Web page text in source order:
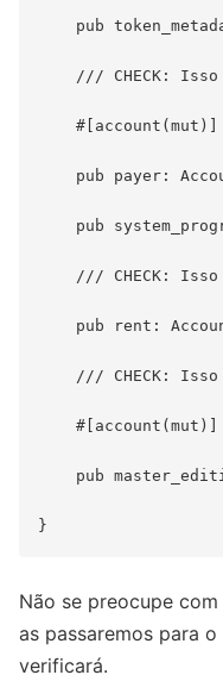
pub
/// CHECK: Isso
#[account(mut)]
pub payer:
pub
/// CHECK: Isso
pub rent:
/// CHECK: Isso
#[account(mut)]
pub
Não se preocupe
as passaremos para
verificará.